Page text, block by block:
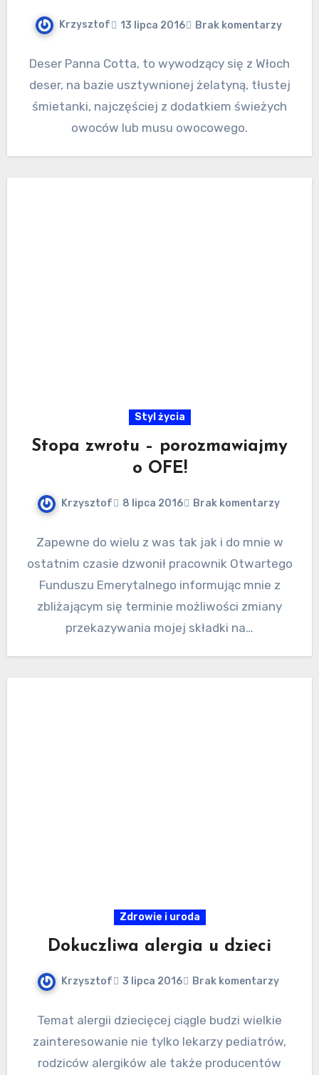
Krzysztof 13 lipca 2016 Brak komentarzy
Deser Panna Cotta, to wywodzący się z Włoch
deser, na bazie usztywnionej żelatyną, tłustej
śmietanki, najczęściej z dodatkiem świeżych
owoców lub musu owocowego.
Styl życia
Stopa zwrotu – porozmawiajmy
o OFE!
Krzysztof 8 lipca 2016 Brak komentarzy
Zapewne do wielu z was tak jak i do mnie w
ostatnim czasie dzwonił pracownik Otwartego
Funduszu Emerytalnego informując mnie z
zbliżającym się terminie możliwości zmiany
przekazywania mojej składki na…
Zdrowie i uroda
Dokuczliwa alergia u dzieci
Krzysztof 3 lipca 2016 Brak komentarzy
Temat alergii dziecięcej ciągle budzi wielkie
zainteresowanie nie tylko lekarzy pediatrów,
rodziców alergików ale także producentów